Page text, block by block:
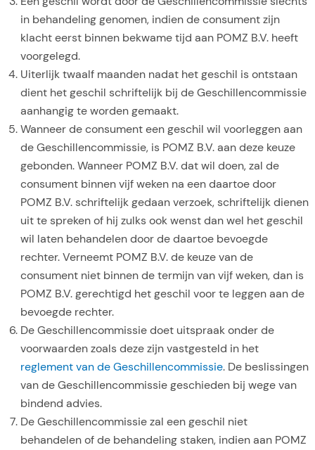
in behandeling genomen, indien de consument zijn
klacht eerst binnen bekwame tijd aan POMZ B.V. heeft
voorgelegd.
Uiterlijk twaalf maanden nadat het geschil is ontstaan
dient het geschil schriftelijk bij de Geschillencommissie
aanhangig te worden gemaakt.
Wanneer de consument een geschil wil voorleggen aan
de Geschillencommissie, is POMZ B.V. aan deze keuze
gebonden. Wanneer POMZ B.V. dat wil doen, zal de
consument binnen vijf weken na een daartoe door
POMZ B.V. schriftelijk gedaan verzoek, schriftelijk dienen
uit te spreken of hij zulks ook wenst dan wel het geschil
wil laten behandelen door de daartoe bevoegde
rechter. Verneemt POMZ B.V. de keuze van de
consument niet binnen de termijn van vijf weken, dan is
POMZ B.V. gerechtigd het geschil voor te leggen aan de
bevoegde rechter.
De Geschillencommissie doet uitspraak onder de
voorwaarden zoals deze zijn vastgesteld in het
reglement van de Geschillencommissie. De beslissingen
van de Geschillencommissie geschieden bij wege van
bindend advies.
De Geschillencommissie zal een geschil niet
behandelen of de behandeling staken, indien aan POMZ